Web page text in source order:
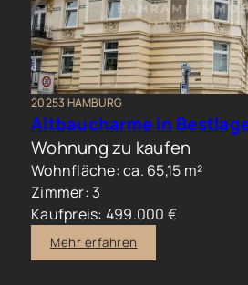
20253 HAMBURG
Wohnung zu kaufen
Wohnfläche: ca. 65,15 m²
Zimmer: 3
Kaufpreis: 499.000 €
Mehr erfahren